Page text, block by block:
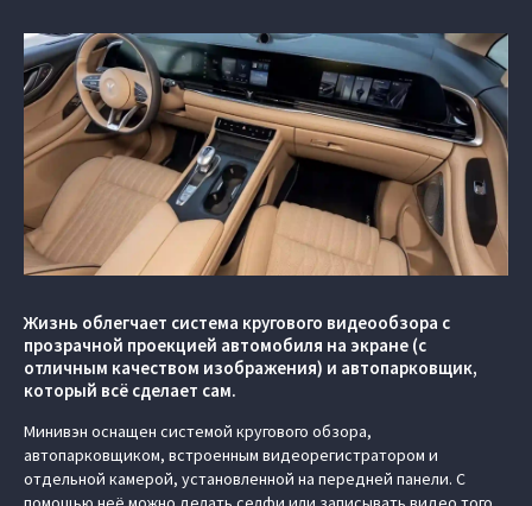
Жизнь облегчает система кругового видеообзора с
прозрачной проекцией автомобиля на экране (c
отличным качеством изображения) и автопарковщик,
который всё сделает сам.
Минивэн оснащен системой кругового обзора,
автопарковщиком, встроенным видеорегистратором и
отдельной камерой, установленной на передней панели. С